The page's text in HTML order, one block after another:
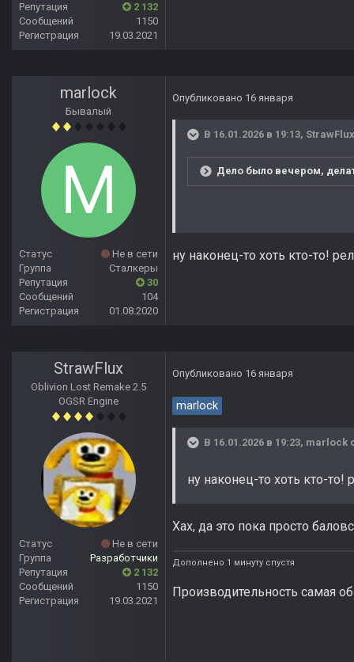
Репутация
2 132
Сообщений
1150
Регистрация
19.03.2021
marlock
Бывалый
Статус
Не в сети
Группа
Сталкеры
Репутация
30
Сообщений
104
Регистрация
01.08.2020
Опубликовано 16 января
В 16.01.2026 в 19:13, StrawFlux
Дело было вечером,
ну наконец-то хоть кто-то!
StrawFlux
Oblivion Lost Remake 2.5
OGSR Engine
Статус
Не в сети
Группа
Разработчики
Репутация
2 132
Сообщений
1150
Регистрация
19.03.2021
Опубликовано 16 января
marlock
В 16.01.2026 в 19:23, marlock
ну наконец-то хоть кто-то!
Хах, да это пока просто
Дополнено 1 минуту спустя
Производительность самая